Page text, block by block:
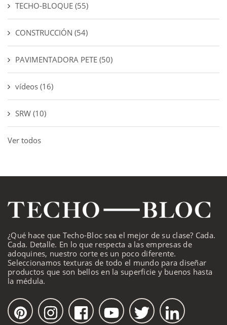
TECHO-BLOQUE (55)
CONSTRUCCIÓN (54)
PAVIMENTADORA PETE (50)
vídeos (16)
SRW (10)
Ver todos
¿Qué hace que Techo-Bloc sea el mejor de su clase? Cada.
Cada. Detalle. En lo que respecta a las empresas de
adoquines, nuestro corte es un poco diferente.
Seleccionamos texturas de todo el mundo para diseñar
productos que son bellos en la superficie y buenos hasta
la médula.